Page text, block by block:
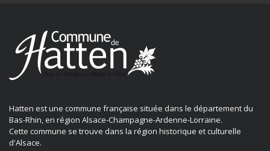
Hatten est une commune française située dans le département du
Bas-Rhin, en région Alsace-Champagne-Ardenne-Lorraine.
Cette commune se trouve dans la région historique et culturelle
d'Alsace.